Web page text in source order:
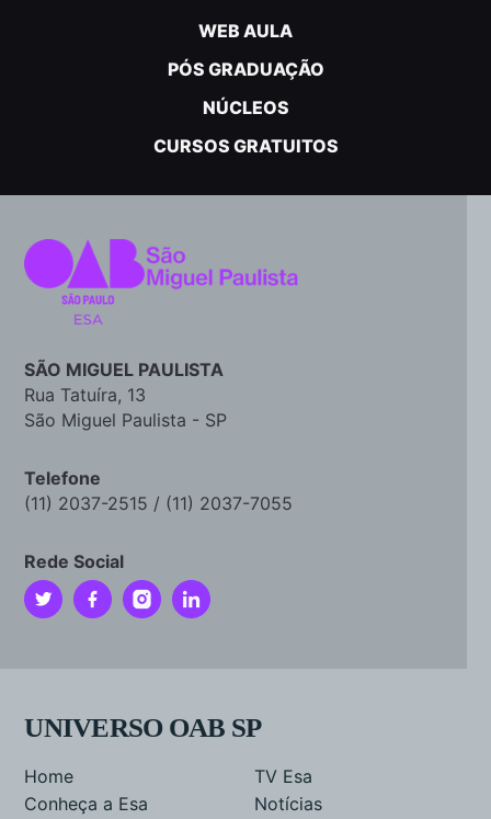
WEB AULA
PÓS GRADUAÇÃO
NÚCLEOS
CURSOS GRATUITOS
SÃO MIGUEL PAULISTA
Rua Tatuíra, 13
São Miguel Paulista - SP
Telefone
(11) 2037-2515 / (11) 2037-7055
Rede Social
UNIVERSO OAB SP
Home
Conheça a Esa
TV Esa
Notícias